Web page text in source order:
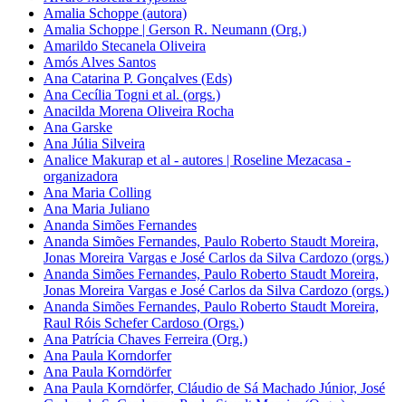
Amalia Schoppe (autora)
Amalia Schoppe | Gerson R. Neumann (Org.)
Amarildo Stecanela Oliveira
Amós Alves Santos
Ana Catarina P. Gonçalves (Eds)
Ana Cecília Togni et al. (orgs.)
Anacilda Morena Oliveira Rocha
Ana Garske
Ana Júlia Silveira
Analice Makurap et al - autores | Roseline Mezacasa -
organizadora
Ana Maria Colling
Ana Maria Juliano
Ananda Simões Fernandes
Ananda Simões Fernandes, Paulo Roberto Staudt Moreira,
Jonas Moreira Vargas e José Carlos da Silva Cardozo (orgs.)
Ananda Simões Fernandes, Paulo Roberto Staudt Moreira,
Jonas Moreira Vargas e José Carlos da Silva Cardozo (orgs.)
Ananda Simões Fernandes, Paulo Roberto Staudt Moreira,
Raul Róis Schefer Cardoso (Orgs.)
Ana Patrícia Chaves Ferreira (Org.)
Ana Paula Korndorfer
Ana Paula Korndörfer
Ana Paula Korndörfer, Cláudio de Sá Machado Júnior, José